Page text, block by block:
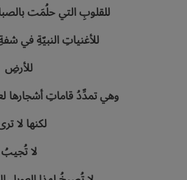
للقلوبِ‭ ‬التي‭ ‬حلُمَت‭ ‬بالصباحِ‭ ‬البسيطِ‭ ‬المكررِ
للأغنياتِ‭ ‬النبيّةِ‭ ‬في‭ ‬شفةِ‭ ‬الطفلِ‭ ‬والطير
للأرضِ
وهي‭ ‬تمدِّدُ‭ ‬قاماتِ‭ ‬أشجارها‭ ‬لعناقِ‭ ‬السماءِ‭ ‬البعيدةِ
لكنها‭ ‬لا‭ ‬ترى‭..‬
لا‭ ‬تُجيبُ